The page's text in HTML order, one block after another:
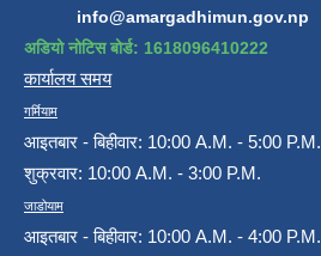
info@amargadhimun.gov.np
अडियो नोटिस बोर्ड: 1618096410222
कार्यालय समय
गर्मियाम
आइतबार - बिहीवार: 10:00 A.M. - 5:00 P.M.
शुक्रवार: 10:00 A.M. - 3:00 P.M.
जाडोयाम
आइतबार - बिहीवार: 10:00 A.M. - 4:00 P.M.